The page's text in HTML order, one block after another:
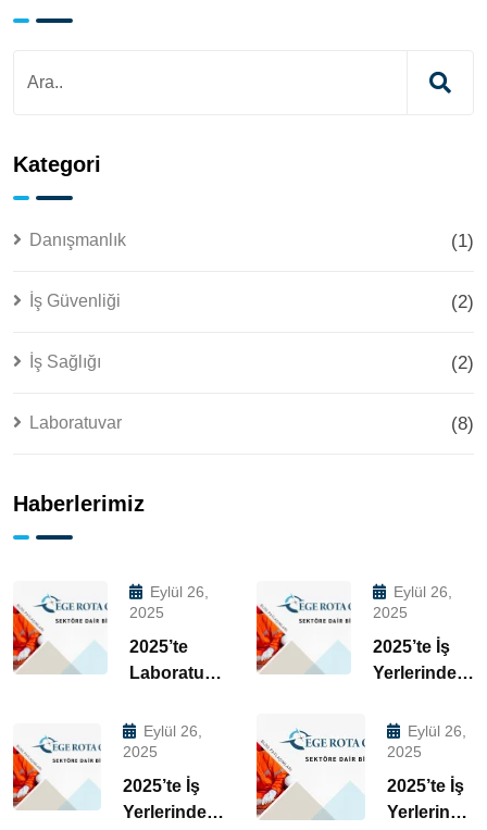
Kategori
Danışmanlık (1)
İş Güvenliği (2)
İş Sağlığı (2)
Laboratuvar (8)
Haberlerimiz
Eylül 26,
2025
2025’te
Laboratuvar
ile İş
Yerinde
Risk
Yönetimi |
Eylül 26,
2025
2025’te İş
Yerlerinde
Laboratuvar
Hizmetinin 5
Büyük
Faydası |
Eylül 26,
2025
2025’te İş
Yerlerinde
Eylül 26,
2025
2025’te İş
Yerlerinde